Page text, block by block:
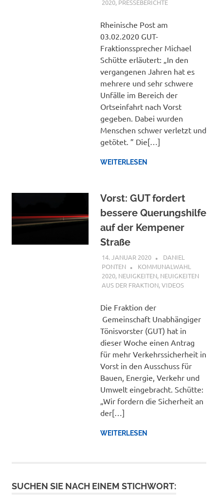
2020, PRESSEBERICHTE
Rheinische Post am
03.02.2020 GUT-
Fraktionssprecher Michael
Schütte erläutert: „In den
vergangenen Jahren hat es
mehrere und sehr schwere
Unfälle im Bereich der
Ortseinfahrt nach Vorst
gegeben. Dabei wurden
Menschen schwer verletzt und
getötet. ” Die[…]
WEITERLESEN
Vorst: GUT fordert
bessere Querungshilfe
auf der Kempener
Straße
14. JANUAR 2020
DANIEL
PONTEN
KOMMUNALWAHL
2020, NEUIGKEITEN, NEUIGKEITEN
AUS DER FRAKTION,VIDEOS
Die Fraktion der
Gemeinschaft Unabhängiger
Tönisvorster (GUT) hat in
dieser Woche einen Antrag
für mehr Verkehrssicherheit in
Vorst in den Ausschuss für
Bauen, Energie, Verkehr und
Umwelt eingebracht. Schütte:
„Wir fordern die Sicherheit an
der[…]
WEITERLESEN
SUCHEN SIE NACH EINEM STICHWORT: